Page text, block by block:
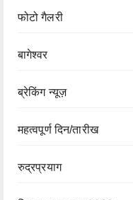
फोटो गैलरी
बागेश्वर
ब्रेकिंग न्यूज़
महत्वपूर्ण दिन/तारीख
रुद्रप्रयाग